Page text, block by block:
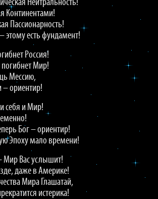
Нейтральность!
Континентами!
Пассионарность!
этому есть фундамент!
Россия!
погибнет Мир!
Мессию,
– ориентир!
себя и Мир!
Бог – ориентир!
Эпоху мало времени!
Мир Вас услышит!
даже в Америке!
Мира Глашатай,
истерика!